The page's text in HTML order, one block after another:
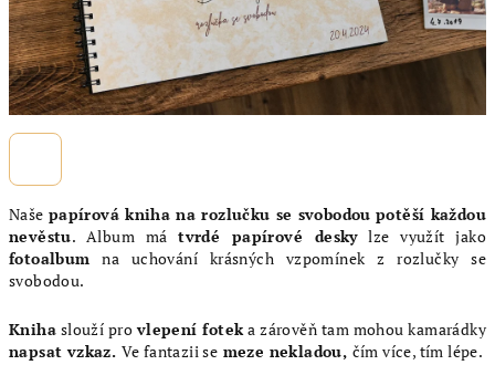
Naše papírová kniha na rozlučku se svobodou potěší každou
nevěstu. Album mátvrdé papírové deskylze využít jako
fotoalbum na uchování krásných vzpomínek z rozlučky se
svobodou.
Kniha slouží provlepení foteka zárověň tam mohou kamarádky
napsat vzkaz. Ve fantazii se meze nekladou, čím více, tím lépe.